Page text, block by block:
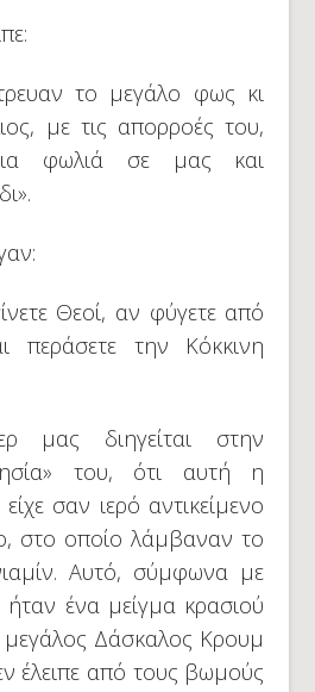
το μεγάλο φως κι
με τις απορροές του,
φωλιά σε μας και
Θεοί, αν φύγετε από
περάσετε την Κόκκινη
μας διηγείται στην
του, ότι αυτή η
σαν ιερό αντικείμενο
στο οποίο λάμβαναν το
Αυτό, σύμφωνα με
ένα μείγμα κρασιού
μεγάλος Δάσκαλος Κρουμ
έλειπε από τους βωμούς